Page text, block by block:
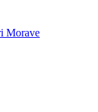
Morave